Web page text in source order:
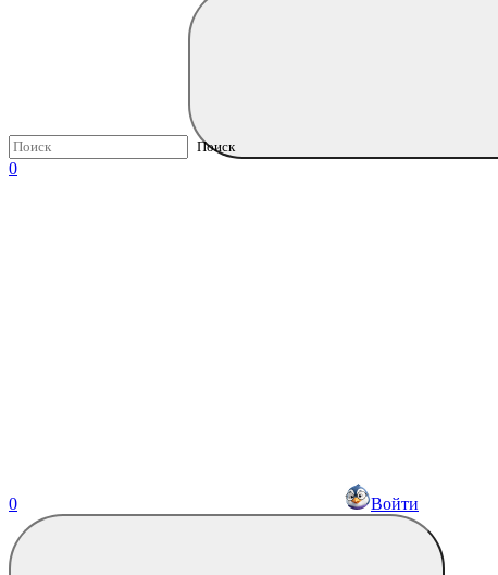
Поиск
0
0 Войти